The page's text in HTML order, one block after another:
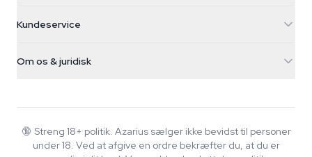
Nederland
+31(0)204897914
Smokeshop
Kundeservice
Returpolitik
FAQ
Om os & juridisk
Wiki
Blog
Musik
🔞 Streng 18+ politik. Azarius sælger ikke bevidst til personer
under 18. Ved at afgive en ordre bekræfter du, at du er